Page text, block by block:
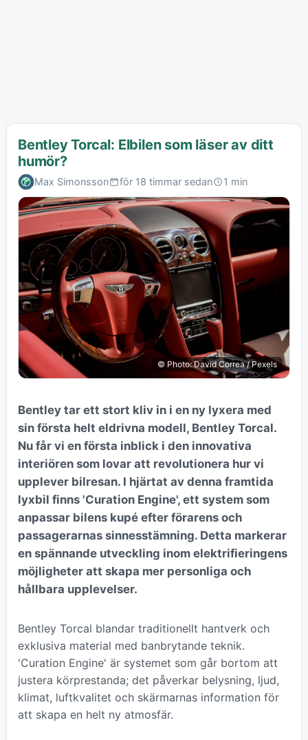
Bentley Torcal: Elbilen som läser av ditt
humör?
Max Simonsson för 18 timmar sedan 1 min
© Photo: David Correa / Pexels
Bentley tar ett stort kliv in i en ny lyxera med
sin första helt eldrivna modell, Bentley Torcal.
Nu får vi en första inblick i den innovativa
interiören som lovar att revolutionera hur vi
upplever bilresan. I hjärtat av denna framtida
lyxbil finns 'Curation Engine', ett system som
anpassar bilens kupé efter förarens och
passagerarnas sinnesstämning. Detta markerar
en spännande utveckling inom elektrifieringens
möjligheter att skapa mer personliga och
hållbara upplevelser.
Bentley Torcal blandar traditionellt hantverk och
exklusiva material med banbrytande teknik.
'Curation Engine' är systemet som går bortom att
justera körprestanda; det påverkar belysning, ljud,
klimat, luftkvalitet och skärmarnas information för
att skapa en helt ny atmosfär.